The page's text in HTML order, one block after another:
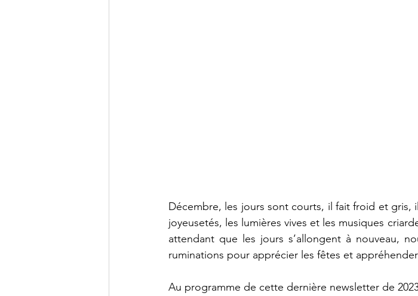
Décembre, les jours sont courts, il fait froid et gris,
joyeusetés, les lumières vives et les musiques
attendant que les jours s’allongent à nouveau,
ruminations pour apprécier les fêtes et
Au programme de cette dernière newsletter de